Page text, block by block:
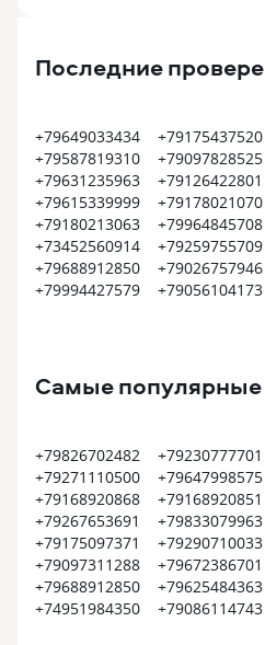
Последние
+79649033434
+79587819310
+79631235963
+79615339999
+79180213063
+73452560914
+79688912850
+79994427579
+79175437520
+79097828525
+79126422801
+79178021070
+79964845708
+79259755709
+79026757946
+79056104173
Самые
+79826702482
+79271110500
+79168920868
+79267653691
+79175097371
+79097311288
+79688912850
+74951984350
+79230777701
+79647998575
+79168920851
+79833079963
+79290710033
+79672386701
+79625484363
+79086114743